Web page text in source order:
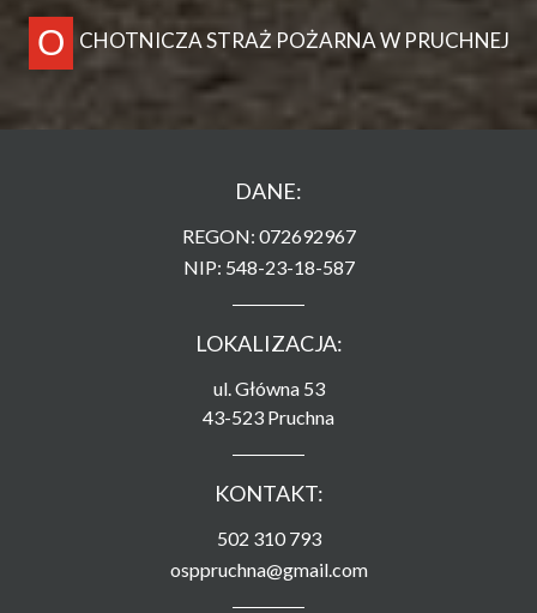
O CHOTNICZA STRAŻ POŻARNA W PRUCHNEJ
DANE:
REGON: 072692967
NIP: 548-23-18-587
LOKALIZACJA:
ul. Główna 53
43-523 Pruchna
KONTAKT:
502 310 793
osppruchna@gmail.com